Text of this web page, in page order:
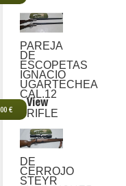
PAREJA
DE
ESCOPETAS
IGNACIO
UGARTECHEA
CAL.12
€
View
RIFLE
DE
CERROJO
STEYR